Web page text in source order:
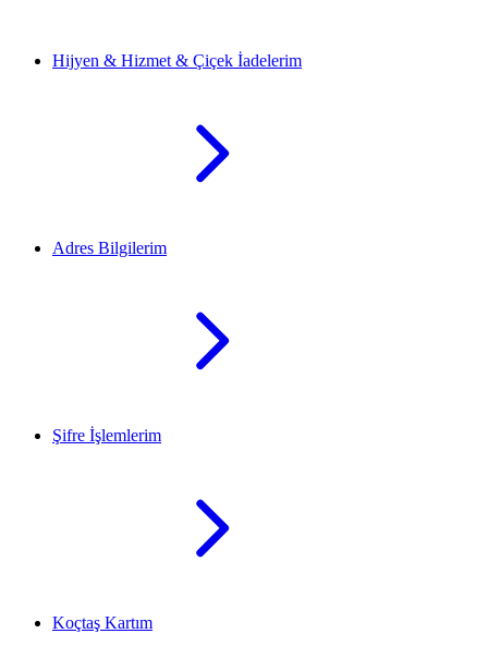
Hijyen & Hizmet & Çiçek İadelerim
Adres Bilgilerim
Şifre İşlemlerim
Koçtaş Kartım